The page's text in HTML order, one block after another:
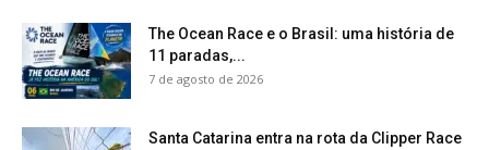
The Ocean Race e o Brasil: uma história de
11 paradas,...
7 de agosto de 2026
Santa Catarina entra na rota da Clipper Race